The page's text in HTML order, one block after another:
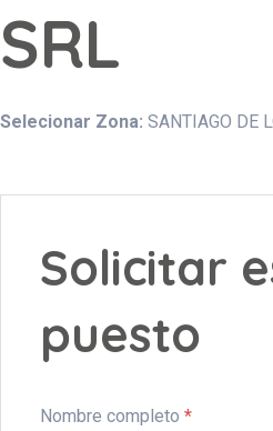
SRL
Selecionar Zona: SANTIAGO DE
Solicitar
puesto
Nombre completo *